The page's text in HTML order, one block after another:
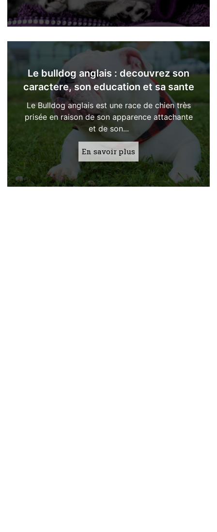
Le bulldog anglais : decouvrez son
caractere, son education et sa sante
Le Bulldog anglais est une race de chien très
prisée en raison de son apparence attachante
et de son...
En savoir plus